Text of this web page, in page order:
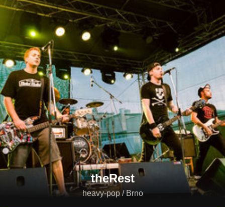
theRest
heavy-pop / Brno